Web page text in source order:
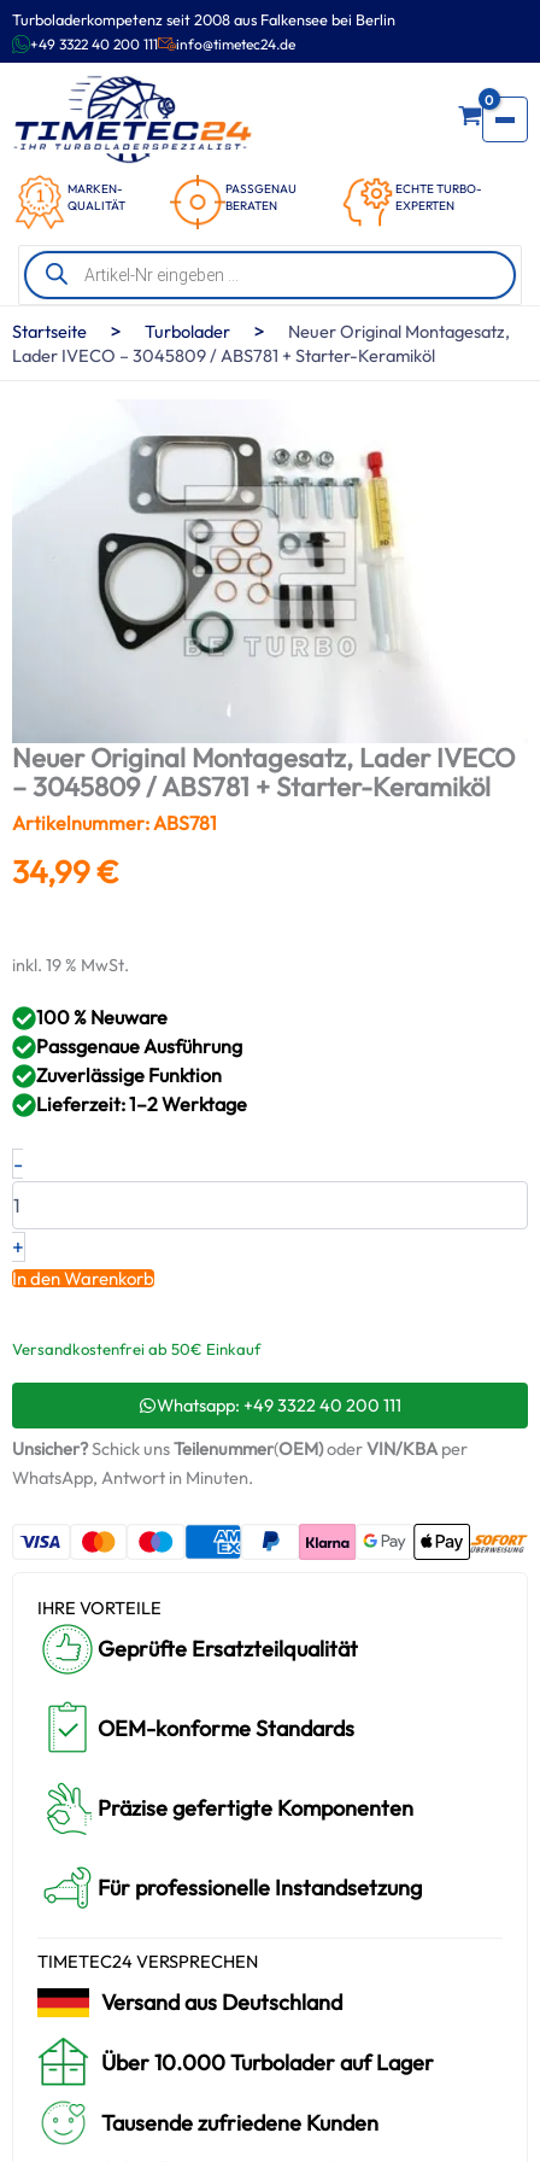
Turboladerkompetenz seit 2008 aus Falkensee bei Berlin
+49 3322 40 200 111 info@timetec24.de
MARKEN-
QUALITÄT
PASSGENAU
BERATEN
ECHTE TURBO-
EXPERTEN
0
Products
search
Zum
Inhalt
springen
Startseite > Turbolader >
Neuer Original Montagesatz,
Lader IVECO – 3045809 / ABS781 + Starter-Keramiköl
Neuer Original Montagesatz, Lader IVECO
– 3045809 / ABS781 + Starter-Keramiköl
Artikelnummer: ABS781
34,99€
inkl. 19 % MwSt.
100 % Neuware
Passgenaue Ausführung
Zuverlässige Funktion
Lieferzeit: 1–2 Werktage
-
Neuer
Original
IVECO
–
3045809
ABS781
Starter-
Menge
+
In den Warenkorb
Versandkostenfrei ab 50€ Einkauf
Whatsapp: +49 3322 40 200 111
Unsicher?Schick unsTeilenummer(OEM)oderVIN/KBAper
WhatsApp, Antwort in Minuten.
IHRE VORTEILE
Geprüfte Ersatzteilqualität
OEM-konforme Standards
Präzise gefertigte Komponenten
Für professionelle Instandsetzung
TIMETEC24 VERSPRECHEN
Versand aus Deutschland
Über 10.000 Turbolader auf Lager
Tausende zufriedene Kunden